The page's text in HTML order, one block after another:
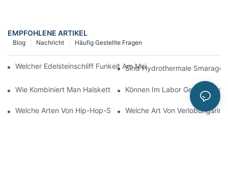
EMPFOHLENE ARTIKEL
Häufig Gestellte Fragen
Nachricht
Blog
Welcher Edelsteinschliff Funkelt Am Meisten? Ein Leitfaden Zu
Sind Hydrothermale
Wie Kombiniert Man Halsketten In Verschiedenen Stilen?
Können Im Labor Gezüchtete
Welche Arten Von Hip-Hop-Schmuck Sind Gängig?
Welche Art Von